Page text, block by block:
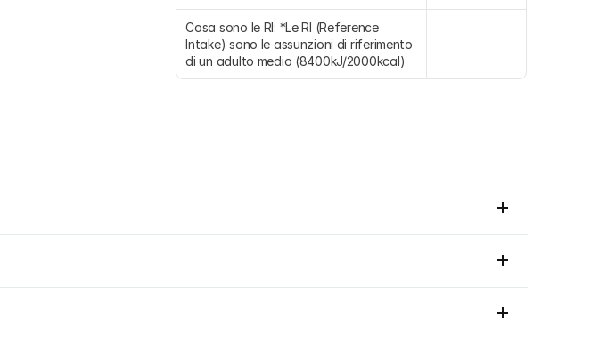
Cosa sono le RI: *Le RI (Reference
Intake) sono le assunzioni di riferimento
di un adulto medio (8400kJ/2000kcal)